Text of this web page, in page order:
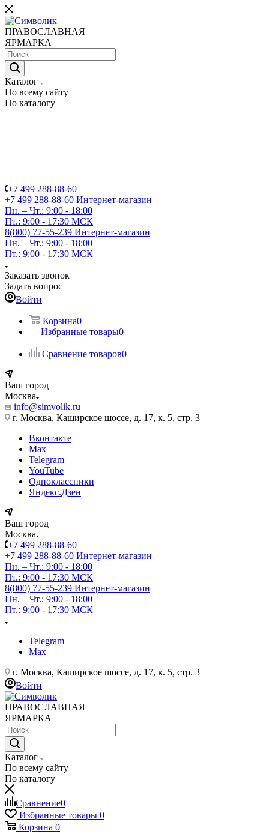
ПРАВОСЛАВНАЯ
ЯРМАРКА
Каталог
По всему сайту
По каталогу
+7 499 288-88-60
+7 499 288-88-60 Интернет-магазин
Пн. – Чт.: 9:00 - 18:00
Пт.: 9:00 - 17:30 МСК
8(800) 77-55-239 Интернет-магазин
Пн. – Чт.: 9:00 - 18:00
Пт.: 9:00 - 17:30 МСК
Заказать звонок
Задать вопрос
Войти
Корзина0
Избранные товары0
Сравнение товаров0
Ваш город
Москва
info@simvolik.ru
г. Москва, Каширское шоссе, д. 17, к. 5, стр. 3
Вконтакте
Max
Telegram
YouTube
Одноклассники
Яндекс.Дзен
Ваш город
Москва
+7 499 288-88-60
+7 499 288-88-60 Интернет-магазин
Пн. – Чт.: 9:00 - 18:00
Пт.: 9:00 - 17:30 МСК
8(800) 77-55-239 Интернет-магазин
Пн. – Чт.: 9:00 - 18:00
Пт.: 9:00 - 17:30 МСК
Telegram
Max
г. Москва, Каширское шоссе, д. 17, к. 5, стр. 3
Войти
ПРАВОСЛАВНАЯ
ЯРМАРКА
Каталог
По всему сайту
По каталогу
Сравнение0
Избранные товары 0
Корзина 0